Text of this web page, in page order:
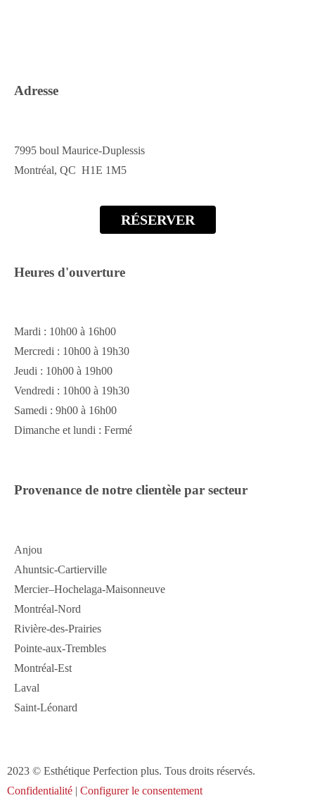
Adresse
7995 boul Maurice-Duplessis
Montréal, QC H1E 1M5
RÉSERVER
Heures d'ouverture
Mardi : 10h00 à 16h00
Mercredi : 10h00 à 19h30
Jeudi : 10h00 à 19h00
Vendredi : 10h00 à 19h30
Samedi : 9h00 à 16h00
Dimanche et lundi : Fermé
Provenance de notre clientèle par secteur
Anjou
Ahuntsic-Cartierville
Mercier–Hochelaga-Maisonneuve
Montréal-Nord
Rivière-des-Prairies
Pointe-aux-Trembles
Montréal-Est
Laval
Saint-Léonard
2023 © Esthétique Perfection plus. Tous droits réservés.
Confidentialité | Configurer le consentement